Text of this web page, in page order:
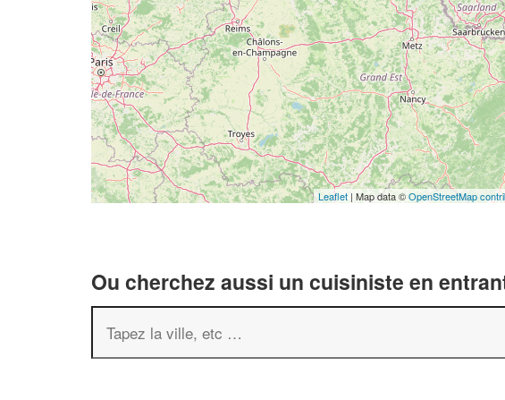
Leaflet | Map data ©OpenStreetMap
Ou cherchez aussi un cuisiniste en